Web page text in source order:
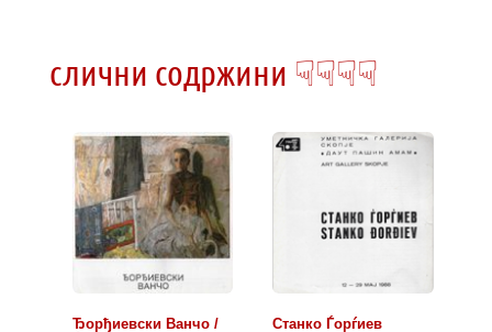
слични содржини ☟☟☟☟
Ђорђиевски Ванчо /
Станко Ѓорѓиев